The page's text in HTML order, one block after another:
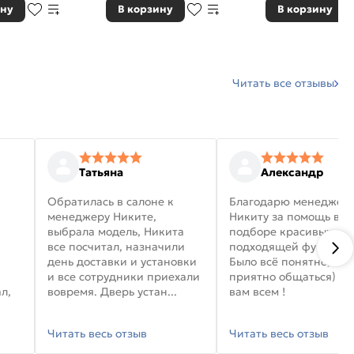
В корзину В корзину
Читать все отзывы
Татьяна
Обратилась в салоне к
менеджеру Никите,
выбрала модель, Никита
все посчитал, назначили
день доставки и установки
и все сотрудники приехали
вовремя. Дверь устан...
Читать весь отзыв
Александр
Благодарю
Никиту за помощь в
подборе красивых
подходящей
Было всё понятно, и
приятно общаться)
вам всем !
Читать весь отзыв